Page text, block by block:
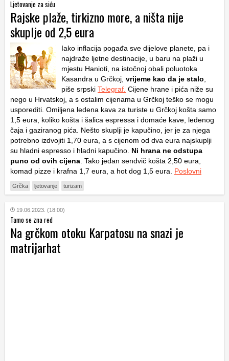
Ljetovanje za siću
Rajske plaže, tirkizno more, a ništa nije
skuplje od 2,5 eura
Iako inflacija pogađa sve dijelove planete, pa i
najdraže ljetne destinacije, u baru na plaži u
mjestu Hanioti, na istočnoj obali poluotoka
Kasandra u Grčkoj, vrijeme kao da je stalo,
piše srpski Telegraf. Cijene hrane i pića niže su
nego u Hrvatskoj, a s ostalim cijenama u Grčkoj teško se mogu
usporediti. Omiljena ledena kava za turiste u Grčkoj košta samo
1,5 eura, koliko košta i šalica espressa i domaće kave, ledenog
čaja i gaziranog pića. Nešto skuplji je kapučino, jer je za njega
potrebno izdvojiti 1,70 eura, a s cijenom od dva eura najskuplji
su hladni espresso i hladni kapučino. Ni hrana ne odstupa
puno od ovih cijena. Tako jedan sendvič košta 2,50 eura,
komad pizze i krafna 1,7 eura, a hot dog 1,5 eura. Poslovni
Grčka ljetovanje turizam
19.06.2023. (18:00)
Tamo se zna red
Na grčkom otoku Karpatosu na snazi je
matrijarhat